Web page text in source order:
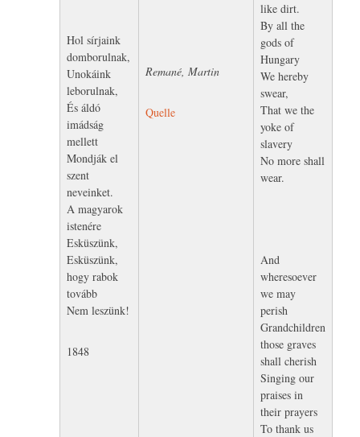
Hol sírjaink
domborulnak,
Unokáink
leborulnak,
És áldó
imádság
mellett
Mondják el
szent
neveinket.
A magyarok
istenére
Esküszünk,
Esküszünk,
hogy rabok
tovább
Nem leszünk!
1848
Remané, Martin
Quelle
like dirt.
By all the
gods of
Hungary
We hereby
swear,
That we the
yoke of
slavery
No more shall
wear.
And
wheresoever
we may
perish
Grandchildren
those graves
shall cherish
Singing our
praises in
their prayers
To thank us